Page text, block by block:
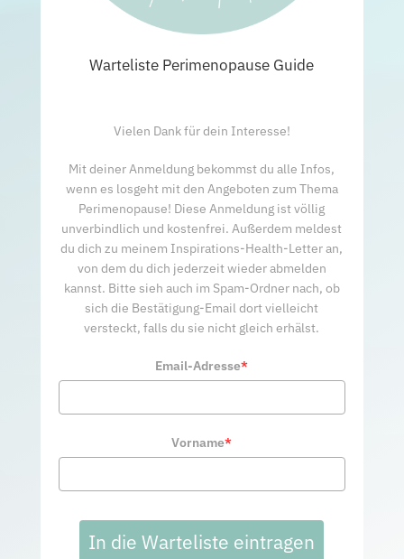
Warteliste Perimenopause Guide
Vielen Dank für dein Interesse!
Mit deiner Anmeldung bekommst du alle Infos,
wenn es losgeht mit den Angeboten zum Thema
Perimenopause! Diese Anmeldung ist völlig
unverbindlich und kostenfrei. Außerdem meldest
du dich zu meinem Inspirations-Health-Letter an,
von dem du dich jederzeit wieder abmelden
kannst. Bitte sieh auch im Spam-Ordner nach, ob
sich die Bestätigung-Email dort vielleicht
versteckt, falls du sie nicht gleich erhälst.
Email-Adresse*
Vorname*
In die Warteliste eintragen